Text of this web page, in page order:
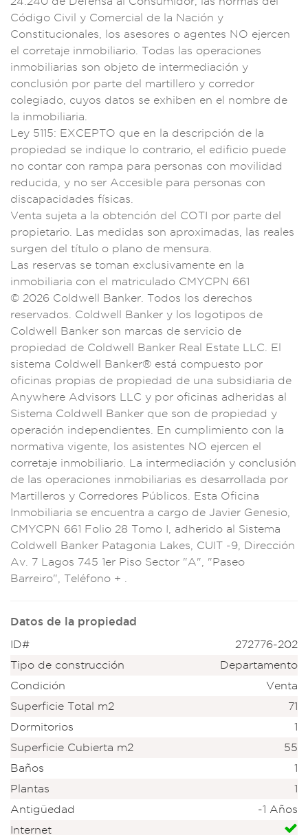
Código Civil y Comercial de la Nación y
Constitucionales, los asesores o agentes NO ejercen
e l corretaje inmobiliario . Todas las operaciones
inmobiliarias son objeto de intermediación y
conclusión por parte del martillero y corredor
colegiado, cuyos datos se exhiben en el nombre de
la inmobiliaria.
Ley 5115: EXCEPTO que en la descripción de la
propiedad se indique lo contrario, el edificio puede
no contar con rampa para personas con movilidad
reducida,
y no ser Accesible para personas con
discapacidades físicas.
Venta sujeta a l a obtención del COTI por parte de
propietario. Las medidas son aproximadas, las reales
surgen del títul o o plano de mensura.
Las reservas se toman exclusivamente en la
inmobiliaria con el matricul ado CMYCPN 661
© 2026 Coldwell Banker. Todos los derechos
reservados.
Coldwell Banker y los logotipos de
Coldwell Banker son marcas de servicio de
propiedad de Co ldwell Banker Real Estate LLC.
El
sistema Coldwell Banker® está compuesto por
oficinas propias de propiedad de una subsidiaria de
Anywhere Advisors LLC y por oficinas adheridas al
Sistema Coldwell
Banker que son de propiedad y
operación independientes. En cumplimiento con la
normativa vigente, los asistentes NO ejercen el
corretaje inmobiliario. L a intermediación y conclusión
de las operaciones inmobiliarias es desarrollada por
Martilleros y Corredores Públicos. Esta Oficina
Inmobiliaria se encuentra a cargo de Javier Genesio,
CMYCPN 661 Folio 28 Tomo I, adherido al Sistema
Coldwell Banker Patagonia Lakes, CUIT -9 , Dirección
Av. 7 Lagos 745 1er Piso Sector "A", "Paseo
Barreiro", Teléfono + .
Datos de la propiedad
ID#
272776-202
Tipo de construcción
Departamento
Condición
Venta
Superficie Total m2
71
Dormitorios
1
Superficie Cubierta m2
55
Baños
1
Plantas
1
Antigüedad
-1 Años
Internet